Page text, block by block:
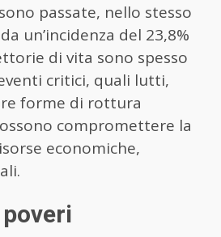
passate, nello stesso
un’incidenza del 23,8%
di vita sono spesso
critici, quali lutti,
forme di rottura
compromettere la
economiche,